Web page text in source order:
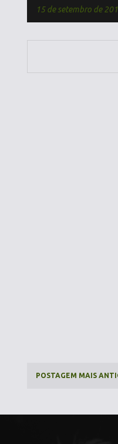
15 de setembro de
POSTAGEM MAIS